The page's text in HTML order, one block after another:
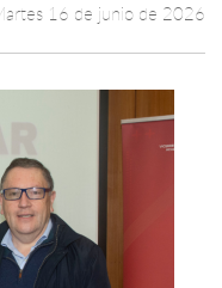
16 de junio de 2026